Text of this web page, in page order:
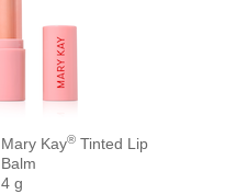
Mary Kay® Tinted Lip
Balm
4 g